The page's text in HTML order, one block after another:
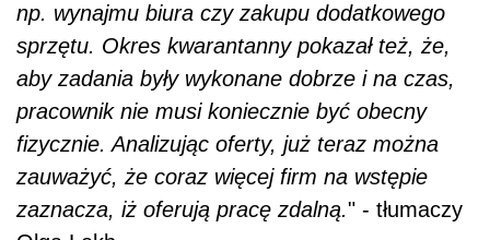
np. wynajmu biura czy zakupu dodatkowego
sprzętu. Okres kwarantanny pokazał też, że,
aby zadania były wykonane dobrze i na czas,
pracownik nie musi koniecznie być obecny
fizycznie. Analizując oferty, już teraz można
zauważyć, że coraz więcej firm na wstępie
zaznacza, iż oferują pracę zdalną." - tłumaczy